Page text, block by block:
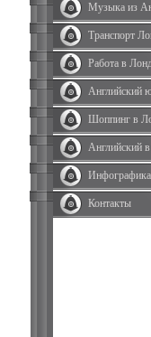
Музыка из
Транспорт
Работа в
Английский
Шоппинг в
Английский
Контакты